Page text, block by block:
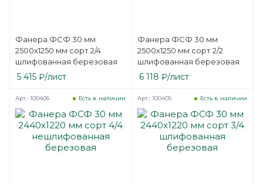
Фанера ФСФ 30 мм
2500х1250 мм сорт 2/4
шлифованная березовая
5 415 ₽/лист
Фанера ФСФ 30 мм
2500х1250 мм сорт 2/2
шлифованная березовая
6 118 ₽/лист
Есть в наличии
Арт.: 100406 Есть в наличии
Арт.: 100405